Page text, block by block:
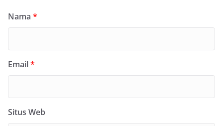
Nama *
Email*
Situs Web